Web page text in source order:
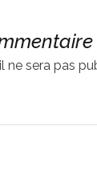
ne sera pas